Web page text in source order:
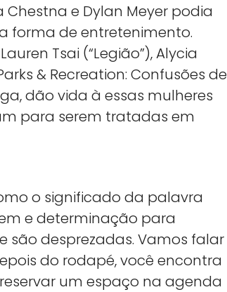
e Dylan Meyer podia
forma de entretenimento.
Tsai (“Legião”), Alycia
& Recreation: Confusões de
dão vida à essas mulheres
para serem tratadas em
o significado da palavra
e determinação para
são desprezadas. Vamos falar
do rodapé, você encontra
um espaço na agenda